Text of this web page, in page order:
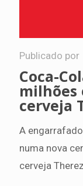
Publicado por
Coca-
milhões
cerveja
A
numa nova
cerveja